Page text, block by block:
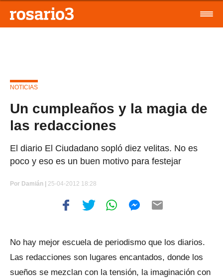
NOTICIAS
Un cumpleaños y la magia de
las redacciones
El diario El Ciudadano sopló diez velitas. No es
poco y eso es un buen motivo para festejar
Por Damián | 25-04-2012 18:28
No hay mejor escuela de periodismo que los diarios.
Las redacciones son lugares encantados, donde los
sueños se mezclan con la tensión, la imaginación con